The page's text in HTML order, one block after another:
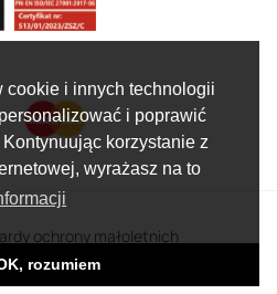
cookie i innych technologii
i poprawić
korzystanie z
wyrażasz na to
rozumiem
ochrony małoletnich
| CMS TYPO3